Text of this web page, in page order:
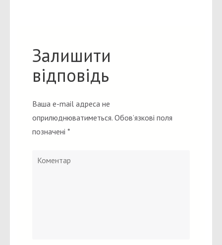
Залишити
відповідь
Ваша e-mail адреса не
оприлюднюватиметься. Обов’язкові поля
позначені *
Коментар